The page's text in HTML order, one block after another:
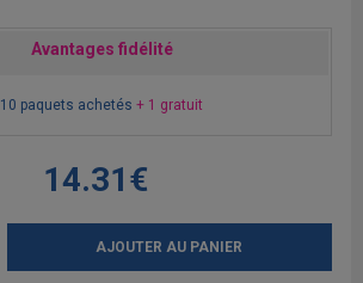
Avantages fidélité
10 paquets achetés + 1 gratuit
14.31€
AJOUTER AU PANIER